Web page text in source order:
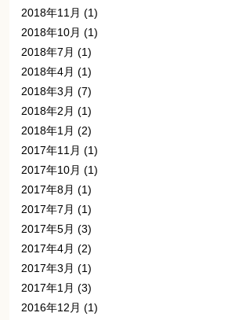
2018年11月 (1)
2018年10月 (1)
2018年7月 (1)
2018年4月 (1)
2018年3月 (7)
2018年2月 (1)
2018年1月 (2)
2017年11月 (1)
2017年10月 (1)
2017年8月 (1)
2017年7月 (1)
2017年5月 (3)
2017年4月 (2)
2017年3月 (1)
2017年1月 (3)
2016年12月 (1)